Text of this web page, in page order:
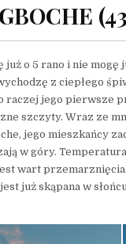
już o 5 rano i nie mogę
z ciepłego
raczej jego pierwsze
szczyty. Wraz ze
jego mieszkańcy
w góry.
wart
już skąpana w